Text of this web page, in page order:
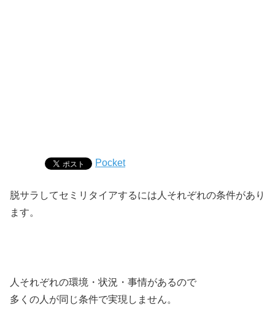
Pocket
脱サラしてセミリタイアするには人それぞれの条件があり
ます。
人それぞれの環境・状況・事情があるので
多くの人が同じ条件で実現しません。